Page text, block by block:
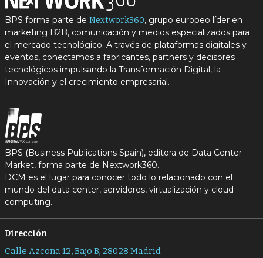
BPS forma parte de Nextwork360, grupo europeo líder en
marketing B2B, comunicación y medios especializados para
el mercado tecnológico. A través de plataformas digitales y
eventos, conectamos a fabricantes, partners y decisores
tecnológicos impulsando la Transformación Digital, la
Innovación y el crecimiento empresarial.
BPS (Business Publications Spain), editora de Data Center
Market, forma parte de Nextwork360.
DCM es el lugar para conocer todo lo relacionado con el
mundo del data center, servidores, virtualización y cloud
computing.
Dirección
Calle Azcona 12, Bajo B, 28028 Madrid